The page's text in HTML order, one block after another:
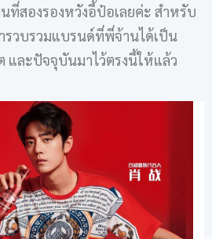
นที่สองรองหวังอี้ป๋อเลยค่ะ สำหรับ
ารวบรวมแบรนด์ที่พี่จ้านได้เป็น
และปัจจุบันมาไว้ตรงนี้ให้แล้ว